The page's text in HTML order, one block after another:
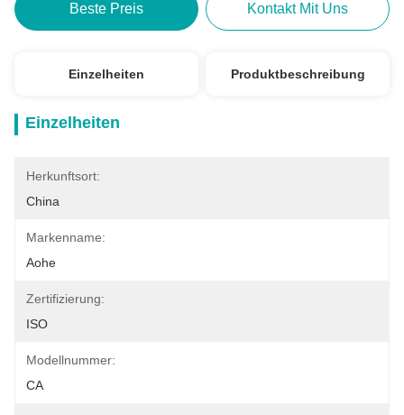
Beste Preis Kontakt Mit Uns
Einzelheiten Produktbeschreibung
Einzelheiten
Herkunftsort:
China
Markenname:
Aohe
Zertifizierung:
ISO
Modellnummer:
CA